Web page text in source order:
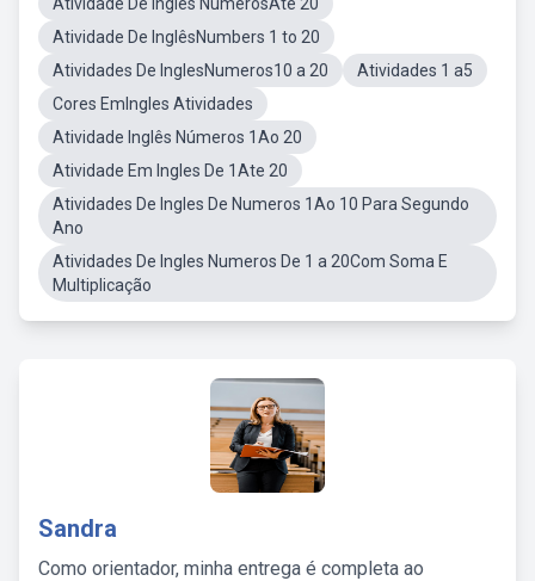
Atividade De InglêsNumbers 1 to 20
Atividades De InglesNumeros10 a 20
Atividades 1 a5
Cores EmIngles Atividades
Atividade Inglês Números 1Ao 20
Atividade Em Ingles De 1Ate 20
Atividades De Ingles De Numeros 1Ao 10 Para Segundo
Ano
Atividades De Ingles Numeros De 1 a 20Com Soma E
Multiplicação
Sandra
Como orientador, minha entrega é completa ao